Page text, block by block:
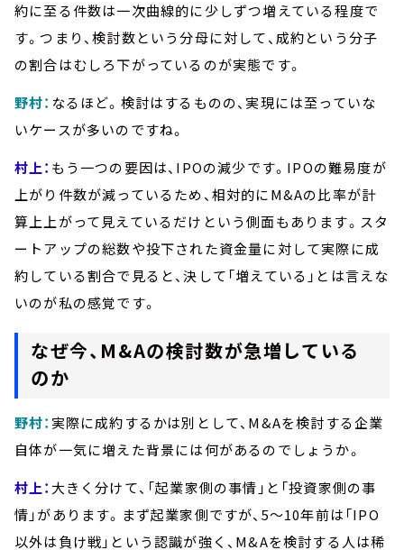
約に至る件数は一次曲線的に少しずつ増えている程度で
す。つまり、検討数という分母に対して、成約という分子
の割合はむしろ下がっているのが実態です。
野村： なるほど。検討はするものの、実現には至っていな
いケースが多いのですね。
村上： もう一つの要因は、IPOの減少です。IPOの難易度が
上がり件数が減っているため、相対的にM&Aの比率が計
算上上がって見えているだけという側面もあります。スタ
ートアップの総数や投下された資金量に対して実際に成
約している割合で見ると、決して「増えている」とは言えな
いのが私の感覚です。
なぜ今、M&Aの検討数が急増している
のか
野村： 実際に成約するかは別として、M&Aを検討する企業
自体が一気に増えた背景には何があるのでしょうか。
村上： 大きく分けて、「起業家側の事情」と「投資家側の事
情」があります。まず起業家側ですが、5～10年前は「IPO
以外は負け戦」という認識が強く、M&Aを検討する人は稀